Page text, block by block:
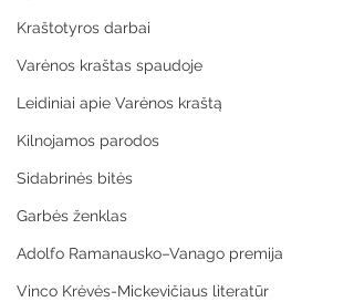
Kraštotyros darbai
Varėnos kraštas spaudoje
Leidiniai apie Varėnos kraštą
Kilnojamos parodos
Sidabrinės bitės
Garbės ženklas
Adolfo Ramanausko–Vanago premija
Vinco Krėvės-Mickevičiaus literatūr